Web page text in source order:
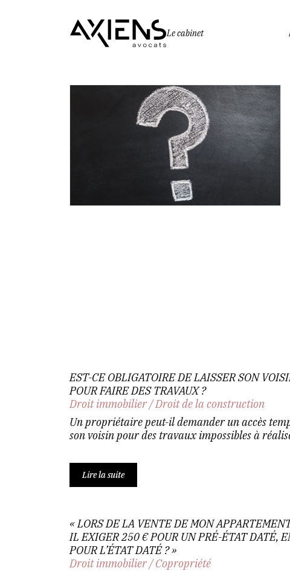
Le cabinet
EST-CE OBLIGATOIRE DE LAISSER SON
POUR FAIRE DES TRAVAUX ?
Droit immobilier/Droit de la construction
Un propriétaire peut-il demander un accès
son voisin pour des travaux impossibles à
Lire la suite
« LORS DE LA VENTE DE MON
IL EXIGER 250 € POUR UN PRÉ-ÉTAT DATÉ,
POUR L’ÉTAT DATÉ ? »
Droit immobilier/Copropriété